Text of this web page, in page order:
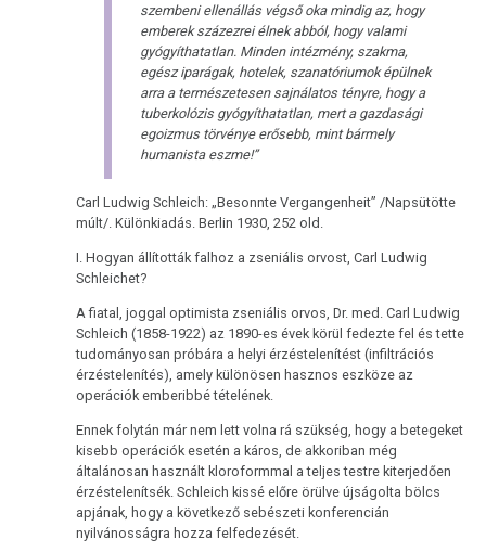
szembeni ellenállás végső oka mindig az, hogy
emberek százezrei élnek abból, hogy valami
gyógyíthatatlan. Minden intézmény, szakma,
egész iparágak, hotelek, szanatóriumok épülnek
arra a természetesen sajnálatos tényre, hogy a
tuberkolózis gyógyíthatatlan, mert a gazdasági
egoizmus törvénye erősebb, mint bármely
humanista eszme!”
Carl Ludwig Schleich: „Besonnte Vergangenheit” /Napsütötte
múlt/. Különkiadás. Berlin 1930, 252 old.
I. Hogyan állították falhoz a zseniális orvost, Carl Ludwig
Schleichet?
A fiatal, joggal optimista zseniális orvos, Dr. med. Carl Ludwig
Schleich (1858-1922) az 1890-es évek körül fedezte fel és tette
tudományosan próbára a helyi érzéstelenítést (infiltrációs
érzéstelenítés), amely különösen hasznos eszköze az
operációk emberibbé tételének.
Ennek folytán már nem lett volna rá szükség, hogy a betegeket
kisebb operációk esetén a káros, de akkoriban még
általánosan használt kloroformmal a teljes testre kiterjedően
érzéstelenítsék. Schleich kissé előre örülve újságolta bölcs
apjának, hogy a következő sebészeti konferencián
nyilvánosságra hozza felfedezését.